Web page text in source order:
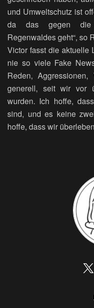
und Umweltschutz ist
da das gegen die
Regenwaldes geht“, so
Victor fasst die aktuelle
nie so viele Fake
Reden,
generell, seit wir vor
wurden. Ich hoffe,
sind, und es keine
hoffe, dass wir